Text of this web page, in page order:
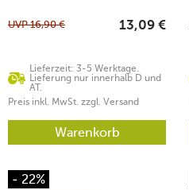
Lieferzeit: 3-5 Werktage.
Lieferung nur innerhalb D und
AT.
UVP16,90 € 13,09 €
Preis inkl. MwSt. zzgl. Versand
Warenkorb
- 22%